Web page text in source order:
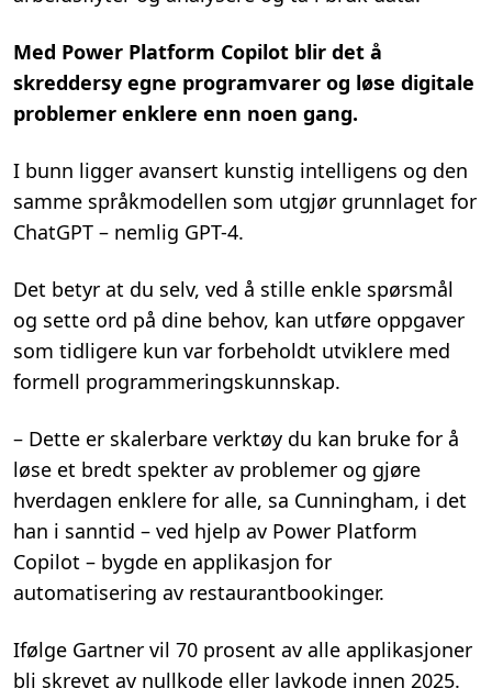
Med Power Platform Copilot blir det å
skreddersy egne programvarer og løse digitale
problemer enklere enn noen gang.
I bunn ligger avansert kunstig intelligens og den
samme språkmodellen som utgjør grunnlaget for
ChatGPT – nemlig GPT-4.
Det betyr at du selv, ved å stille enkle spørsmål
og sette ord på dine behov, kan utføre oppgaver
som tidligere kun var forbeholdt utviklere med
formell programmeringskunnskap.
– Dette er skalerbare verktøy du kan bruke for å
løse et bredt spekter av problemer og gjøre
hverdagen enklere for alle, sa Cunningham, i det
han i sanntid – ved hjelp av Power Platform
Copilot – bygde en applikasjon for
automatisering av restaurantbookinger.
Ifølge Gartner vil 70 prosent av alle applikasjoner
bli skrevet av nullkode eller lavkode innen 2025.